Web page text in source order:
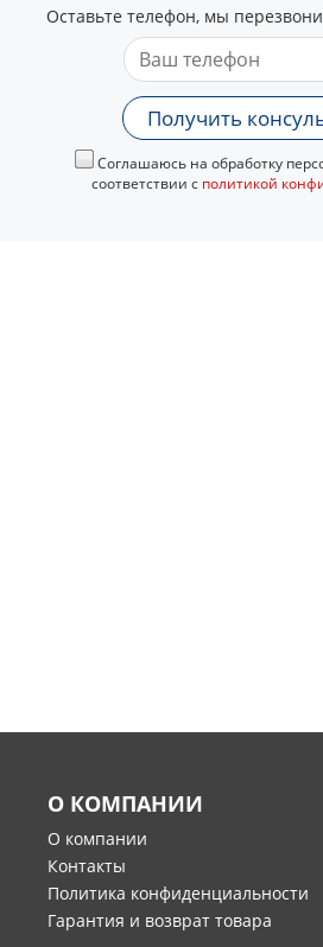
Оставьте телефон, мы
Получить
Соглашаюсь на обработку
соответствии с политикой
О КОМПАНИИ
О компании
Контакты
Политика конфиденциальности
Гарантия и возврат товара